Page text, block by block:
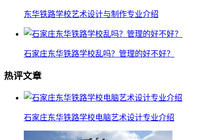
东华铁路学校艺术设计与制作专业介绍
石家庄东华铁路学校乱吗？管理的好不好？
热评文章
石家庄东华铁路学校电脑艺术设计专业介绍